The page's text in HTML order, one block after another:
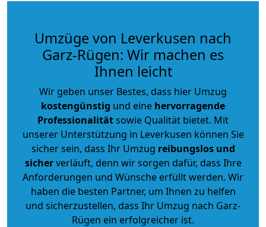
Umzüge von Leverkusen nach
Garz-Rügen: Wir machen es
Ihnen leicht
Wir geben unser Bestes, dass hier Umzug
kostengünstig und eine hervorragende
Professionalitätsowie Qualität bietet. Mit
unserer Unterstützung in Leverkusen können Sie
sicher sein, dass Ihr Umzug reibungslos und
sicherverläuft, denn wir sorgen dafür, dass Ihre
Anforderungen und Wünsche erfüllt werden. Wir
haben die besten Partner, um Ihnen zu helfen
und sicherzustellen, dass Ihr Umzug nach Garz-
Rügen ein erfolgreicher ist.